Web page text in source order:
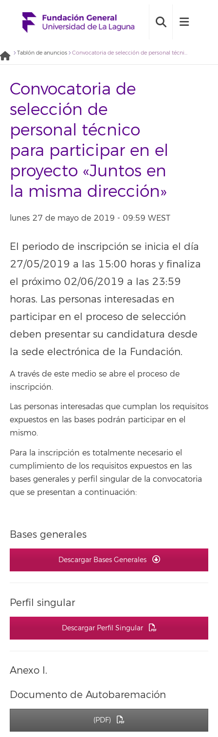
Tablón de anuncios Convocatoria de selección de personal técnico para participar en el proyecto «Juntos en la misma dirección»
Convocatoria de
selección de
personal técnico
para participar en el
proyecto «Juntos en
la misma dirección»
lunes 27 de mayo de 2019 - 09:59 WEST
El periodo de inscripción se inicia el día
27/05/2019 a las 15:00 horas y finaliza
el próximo 02/06/2019 a las 23:59
horas. Las personas interesadas en
participar en el proceso de selección
deben presentar su candidatura desde
la sede electrónica de la Fundación.
A través de este medio se abre el proceso de
inscripción.
Las personas interesadas que cumplan los requisitos
expuestos en las bases podrán participar en el
mismo.
Para la inscripción es totalmente necesario el
cumplimiento de los requisitos expuestos en las
bases generales y perfil singular de la convocatoria
que se presentan a continuación:
Bases generales
Descargar Bases Generales
Perfil singular
Descargar Perfil Singular
Anexo I.
Documento de Autobaremación
(PDF)